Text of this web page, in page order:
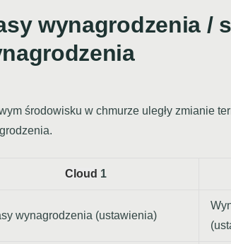
wynagrodzenia /
środowisku w chmurze uległy zmianie
Cloud 1
wynagrodzenia (ustawienia)